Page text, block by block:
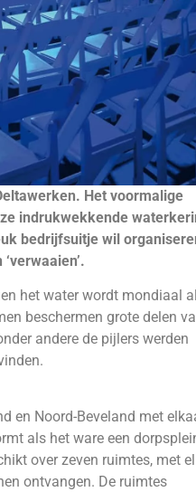
Het voormalige
indrukwekkende
bedrijfsuitje wil
het water wordt mondiaal
beschermen grote delen
andere de pijlers werden
en Noord-Beveland met
als het ware een
over zeven ruimtes, met
ontvangen. De ruimtes